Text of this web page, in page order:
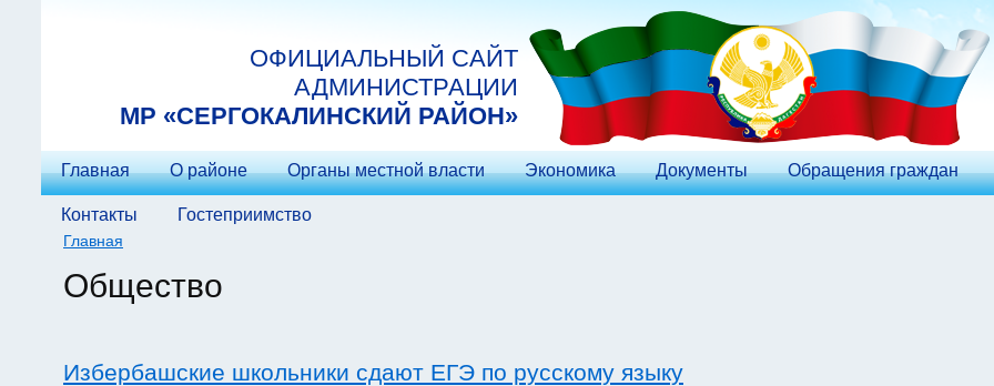
ОФИЦИАЛЬНЫЙ САЙТ
АДМИНИСТРАЦИИ
МP «СЕРГОКАЛИНСКИЙ РАЙОН»
Главная О районе Органы местной власти Экономика Документы Обращения граждан
Контакты Гостеприимство
Вы здесь
Главная
Общество
Избербашские школьники сдают ЕГЭ по русскому языку